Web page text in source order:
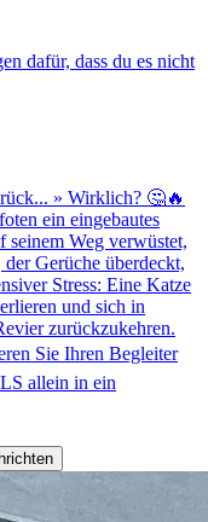
dafür, dass du es nicht
» Wirklich? 🤔🔥
ein eingebautes
seinem Weg verwüstet,
Gerüche überdeckt,
Stress: Eine Katze
und sich in
zurückzukehren.
Sie Ihren Begleiter
allein in ein